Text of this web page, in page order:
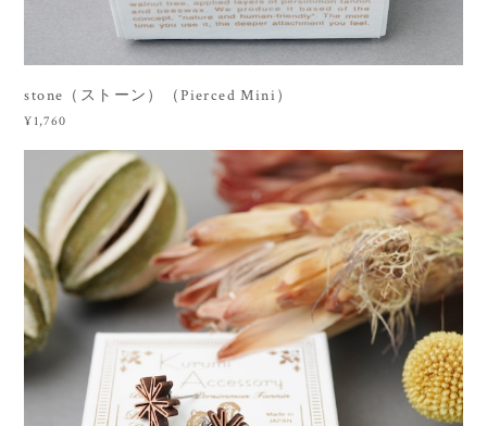
stone（ストーン）（Pierced Mini）
¥1,760